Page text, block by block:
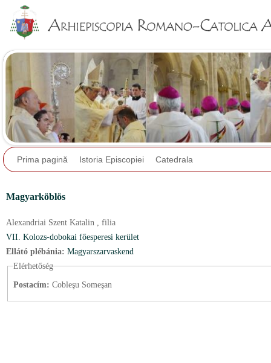
Prima pagină Istoria Episcopiei Catedrala
Magyarköblös
Alexandriai Szent Katalin , filia
VII. Kolozs-dobokai főesperesi kerület
Ellátó plébánia: Magyarszarvaskend
Elérhetőség
Postacím: Cobleşu Someşan